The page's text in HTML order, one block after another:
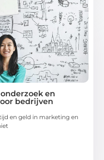
en
bedrijven
en geld in marketing en